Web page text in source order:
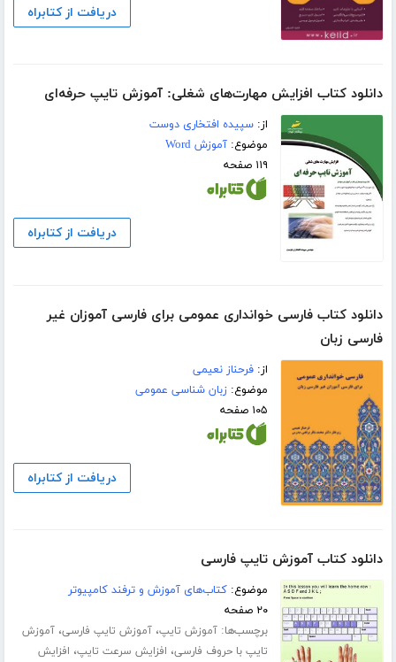
دریافت از کتابراه
دانلود کتاب افزایش مهارت‌های شغلی: آموزش تایپ حرفه‌ای
از:سپیده افتخاری دوست
موضوع:آموزش Word
۱۱۹ صفحه
دریافت از کتابراه
دانلود کتاب فارسی خوانداری عمومی برای فارسی آموزان غیر
فارسی زبان
از:فرحناز نعیمی
موضوع:زبان شناسی عمومی
۱۰۵ صفحه
دریافت از کتابراه
دانلود کتاب آموزش تایپ فارسی
موضوع:کتاب‌های آموزش و ترفند کامپیوتر
۲۰ صفحه
برچسب‌ها:آموزش تایپ،آموزش تایپ فارسی،آموزش
تایپ با حروف فارسی، افزایش سرعت تایپ، افزایش